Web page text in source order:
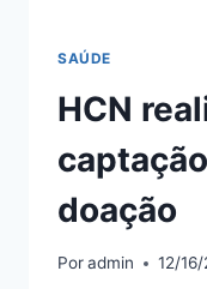
SAÚDE
HCN
doação
Poradmin 12/